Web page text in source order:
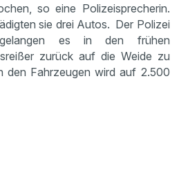
so eine Polizeisprecherin.
sie drei Autos. Der Polizei
es in den frühen
zurück auf die Weide zu
den Fahrzeugen wird auf 2.500